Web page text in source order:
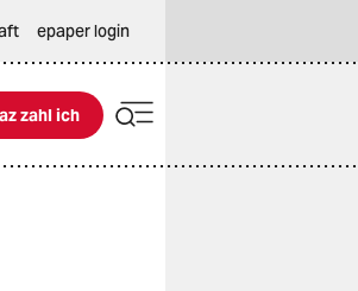
epaper login
ich
zahl ich